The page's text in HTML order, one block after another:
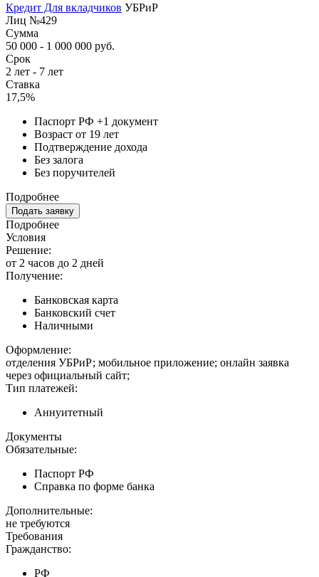
Кредит Для вкладчиков УБРиР
Лиц №429
Сумма
50 000 - 1 000 000 руб.
Срок
2 лет - 7 лет
Ставка
17,5%
Паспорт РФ +1 документ
Возраст от 19 лет
Подтверждение дохода
Без залога
Без поручителей
Подробнее
Подать заявку
Подробнее
Условия
Решение:
от 2 часов до 2 дней
Получение:
Банковская карта
Банковский счет
Наличными
Оформление:
отделения УБРиР; мобильное приложение; онлайн заявка
через официальный сайт;
Тип платежей:
Аннуитетный
Документы
Обязательные:
Паспорт РФ
Справка по форме банка
Дополнительные:
не требуются
Требования
Гражданство:
РФ